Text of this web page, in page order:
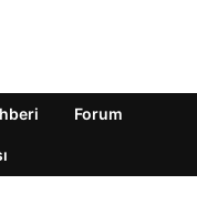
Forum